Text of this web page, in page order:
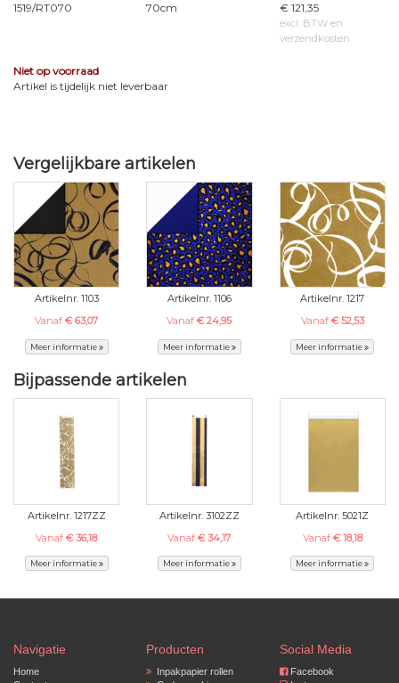
1519/RT070 70cm € 121,35
excl. BTW en
verzendkosten
Niet op voorraad
Artikel is tijdelijk niet leverbaar
Vergelijkbare artikelen
Artikelnr. 1103
Vanaf€ 63,07
Meer informatie
Artikelnr. 1106
Vanaf€ 24,95
Meer informatie
Artikelnr. 1217
Vanaf € 52,53
Meer informatie
Bijpassende artikelen
Artikelnr. 1217ZZ
Vanaf€ 36,18
Meer informatie
Artikelnr. 3102ZZ
Vanaf€ 34,17
Meer informatie
Artikelnr. 5021Z
Vanaf € 18,18
Meer informatie
Navigatie
Home
Producten
Inpakpapier rollen
Social Media
Facebook